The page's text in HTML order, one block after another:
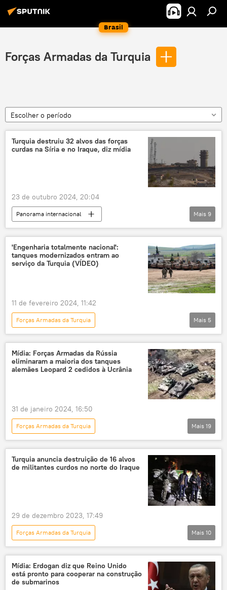
Brasil
Forças Armadas da Turquia
Escolher o período
Turquia destruiu 32 alvos das forças
curdas na Síria e no Iraque, diz mídia
23 de outubro 2024, 20:04
Panorama internacional
Oriente Médio e África
Ali Yerlikaya
Iraque
Ancara
Turquia
Partido dos Trabalhadores do Curdistão (PKK)
Mais 9
'Engenharia totalmente nacional':
tanques modernizados entram ao
serviço da Turquia (VÍDEO)
11 de fevereiro 2024, 11:42
Forças Armadas da Turquia
Panorama internacional
Defesa
Europa
Turquia
Forças Armadas
forças terrestres
Mais 5
Mídia: Forças Armadas da Rússia
eliminaram a maioria dos tanques
alemães Leopard 2 cedidos à Ucrânia
31 de janeiro 2024, 16:50
Forças Armadas da Turquia
Operação militar especial russa
Europa
Rússia
Alemanha
Estados Unidos
Ucrânia
Daesh
Forbes
Exército da Turquia
Forças Armadas da Ucrânia
Exército da Ucrânia
Forças Armadas da Rússia
Exército da Rússia
Mais 19
Turquia anuncia destruição de 16 alvos
de militantes curdos no norte do Iraque
29 de dezembro 2023, 17:49
Forças Armadas da Turquia
Panorama internacional
Iraque
Turquia
Partido dos Trabalhadores do Curdistão (PKK)
Mais 10
Mídia: Erdogan diz que Reino Unido
está pronto para cooperar na construção
de submarinos